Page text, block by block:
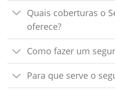
Quais coberturas o
oferece?
Como fazer um
Para que serve o